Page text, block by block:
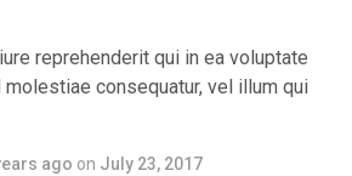
reprehenderit qui in ea voluptate
consequatur, vel illum qui
ago on July 23, 2017